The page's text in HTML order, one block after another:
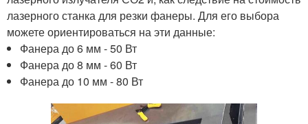
лазерного станка для резки фанеры. Для его выбора
можете ориентироваться на эти данные:
Фанера до 6 мм - 50 Вт
Фанера до 8 мм - 60 Вт
Фанера до 10 мм - 80 Вт